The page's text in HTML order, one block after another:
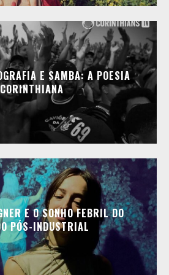
E SAMBA: A POESIA
CORINTHIANA
E O SONHO FEBRIL DO
PÓS-INDUSTRIAL